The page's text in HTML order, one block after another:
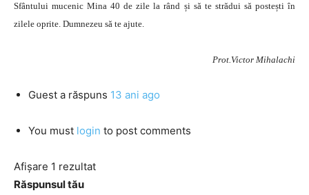
Sfântului mucenic Mina 40 de zile la rând și să te strădui să postești în
zilele oprite. Dumnezeu să te ajute.
Prot.Victor Mihalachi
Guest a răspuns 13 ani ago
You must login to post comments
Afișare 1 rezultat
Răspunsul tău